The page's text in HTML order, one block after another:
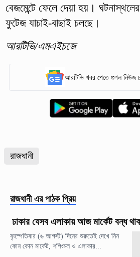
বেজমেন্টে ফেলে দেয়া হয়।
ফুটেজ যাচাই-বাছাই চলছে।
আরটিভি/এমএইচজে
আরটিভি খবর পেতে গুগল নিউজ
রাজধানী
রাজধানী এর পাঠক প্রিয়
ঢাকার যেসব এলাকায় আজ মার্কেট বন্ধ
বৃহস্পতিবার (৬ আগস্ট) দিনের শুরুতেই দেখে নিন
কোন কোন মার্কেট, শপিংমল ও এলাকার...